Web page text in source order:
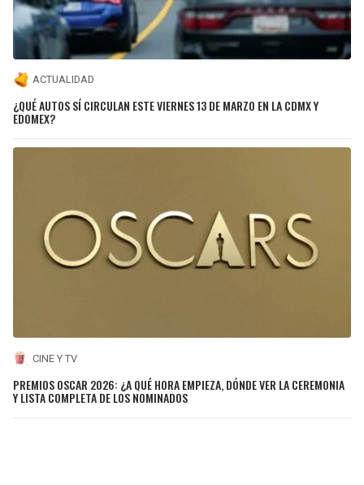
ACTUALIDAD
¿QUÉ AUTOS SÍ CIRCULAN ESTE VIERNES 13 DE MARZO EN LA CDMX Y
EDOMEX?
CINE Y TV
PREMIOS OSCAR 2026: ¿A QUÉ HORA EMPIEZA, DÓNDE VER LA CEREMONIA
Y LISTA COMPLETA DE LOS NOMINADOS